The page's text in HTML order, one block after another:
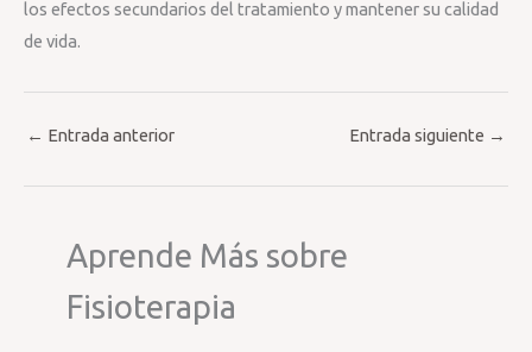
los efectos secundarios del tratamiento y mantener su calidad
de vida.
← Entrada anterior Entrada siguiente →
Aprende Más sobre
Fisioterapia